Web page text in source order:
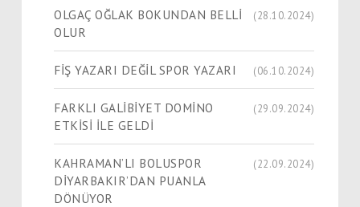
OLGAÇ OĞLAK BOKUNDAN BELLİ
OLUR
(28.10.2024)
FİŞ YAZARI DEĞİL SPOR YAZARI (06.10.2024)
FARKLI GALİBİYET DOMİNO
ETKİSİ İLE GELDİ
(29.09.2024)
KAHRAMAN’LI BOLUSPOR
DİYARBAKIR’DAN PUANLA
DÖNÜYOR
(22.09.2024)